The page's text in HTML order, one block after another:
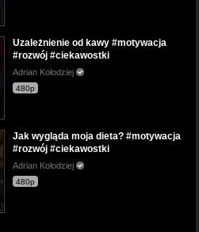
Uzależnienie od kawy #motywacja
#rozwój #ciekawostki
Adrian Kołodziej
480p
Jak wygląda moja dieta? #motywacja
#rozwój #ciekawostki
Adrian Kołodziej
480p